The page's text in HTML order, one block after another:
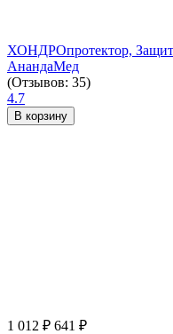
ХОНДРОпротектор,
АнандаМед
(Отзывов: 35)
4.7
В корзину
1 012 ₽ 641 ₽